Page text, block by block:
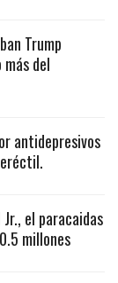
Trump
del
antidepresivos
el paracaidas
millones